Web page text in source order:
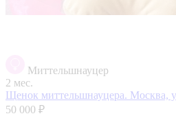
Миттельшнауцер
2 мес.
Щенок миттельшнауцера. Москва,
50 000 ₽